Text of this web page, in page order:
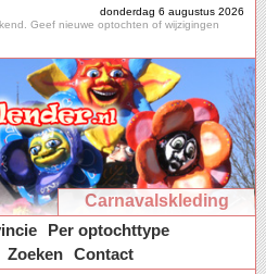
donderdag 6 augustus 2026
Geef nieuwe optochten of wijzigingen
Carnavalskleding
Per optochttype
Zoeken Contact